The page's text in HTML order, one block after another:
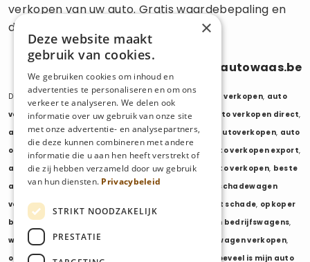
verkopen van uw auto. Gratis waardebepaling en
directe uitbetaling.
info@autowaas.be
Diensten: auto verkopen auto export verkopen, auto
verkopen export,auto verkopen zonder keuring auto verkopen direct,
auto tweedehands verkopen,mijn auto verkopen autoverkopen, auto
opkopers
opkoper auto , export auto verkopen auto verkopen export,
auto opkoper export,opkopen van auto's,oude auto verkopen, beste
auto opkoper,wij kopen auto's,wij kopen uw auto
schadewagen
verkopen
opkoper auto met schade, opkoper
bedrijfswagens
verkopen bedrijfswagens,
wagenpark verkopen, bestelwagen verkopen,
opkoper bestelwagens
hoeveel is mijn auto
×
Deze website maakt
gebruik van cookies.
We gebruiken cookies om inhoud en
advertenties te personaliseren en om ons
verkeer te analyseren. We delen ook
informatie over uw gebruik van onze site
met onze advertentie- en analysepartners,
die deze kunnen combineren met andere
informatie die u aan hen heeft verstrekt of
die zij hebben verzameld door uw gebruik
van hun diensten. Privacybeleid
STRIKT NOODZAKELIJK
PRESTATIE